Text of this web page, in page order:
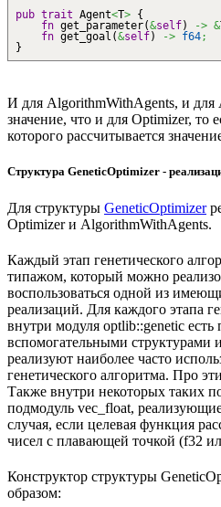
pub trait Agent<T> {
fn get_parameter(&self) -> &
fn get_goal (&self) -> f64;
}
И для AlgorithmWithAgents, и для
значение, что и для Optimizer, то
которого рассчитывается
Структура GeneticOptimizer -
Для структуры GeneticOptimizer
Optimizer и AlgorithmWithAgents.
Каждый этап генетического
типажом, который можно
воспользоваться одной из
реализаций. Для каждого этапа
внутри модуля optlib::genetic есть
вспомогательными структурами
реализуют наиболее часто
генетического алгоритма. Про
Также внутри некоторых таких
подмодуль vec_float,
случая, если целевая функция
чисел с плавающей точкой (f32
Конструктор структуры
образом: